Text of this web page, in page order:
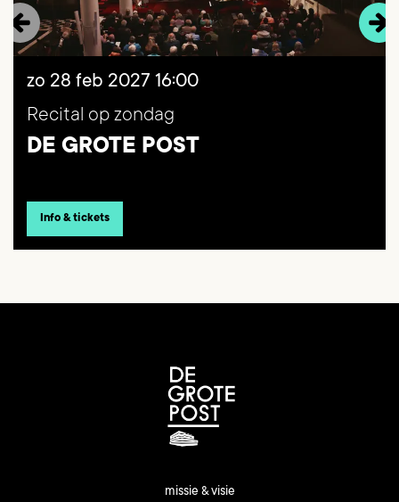
Recital op zondag
DE GROTE POST
zo 28 feb 2027 16:00
Info & tickets
missie & visie